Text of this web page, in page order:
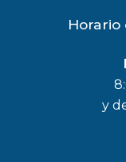
Horario
y